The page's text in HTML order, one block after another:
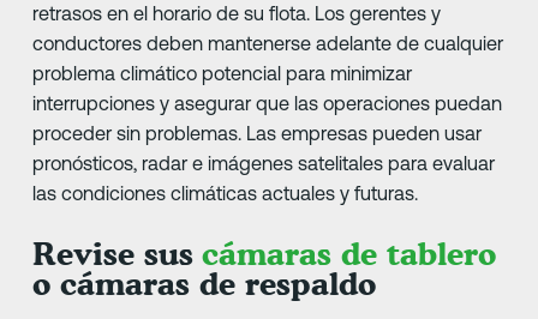
retrasos en el horario de su flota. Los gerentes y
conductores deben mantenerse adelante de cualquier
problema climático potencial para minimizar
interrupciones y asegurar que las operaciones puedan
proceder sin problemas. Las empresas pueden usar
pronósticos, radar e imágenes satelitales para evaluar
las condiciones climáticas actuales y futuras.
Revise sus cámaras de tablero
o cámaras de respaldo